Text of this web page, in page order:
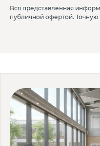
планировки и визуальная
Вся представленная
публичной офертой.